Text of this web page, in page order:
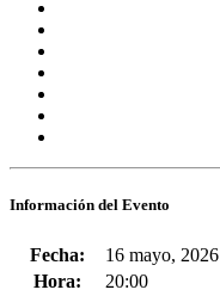
Información del Evento
Fecha:
16 mayo, 2026
Hora:
20:00